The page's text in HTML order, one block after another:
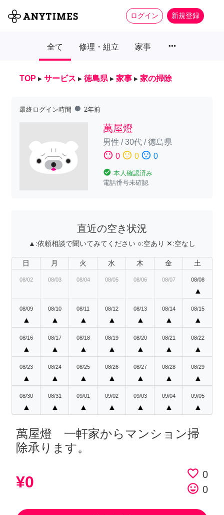
ログイン 新規登録
全て 修理・組立 家事 more_horiz
TOP ▸ サービス ▸ 徳島県 ▸ 家事 ▸ 家の掃除
最終ログイン時間 fiber_manual_record 2年前
萬屋燈
男性 /30代/徳島県
sentiment_satisfied 0 sentiment_neutral 0 sentiment_dissatisfied 0
check_circle 本人確認済み
電話番号未確認
直近の空き状況
▲:依頼相談で聞いてみてください ○:空あり ✕:空なし
日 月 火 水 木 金 土
08/02 08/03 08/04 08/05 08/06 08/07 08/08
▲
08/09
▲
08/10
▲
08/11
▲
08/12
▲
08/13
▲
08/14
▲
08/15
▲
08/16
▲
08/17
▲
08/18
▲
08/19
▲
08/20
▲
08/21
▲
08/22
▲
08/23
▲
08/24
▲
08/25
▲
08/26
▲
08/27
▲
08/28
▲
08/29
▲
08/30
▲
08/31
▲
09/01
▲
09/02
▲
09/03
▲
09/04
▲
09/05
▲
萬屋燈 一軒家からマンション掃
除承ります。
¥0 favorite_border 0
tag_faces 0